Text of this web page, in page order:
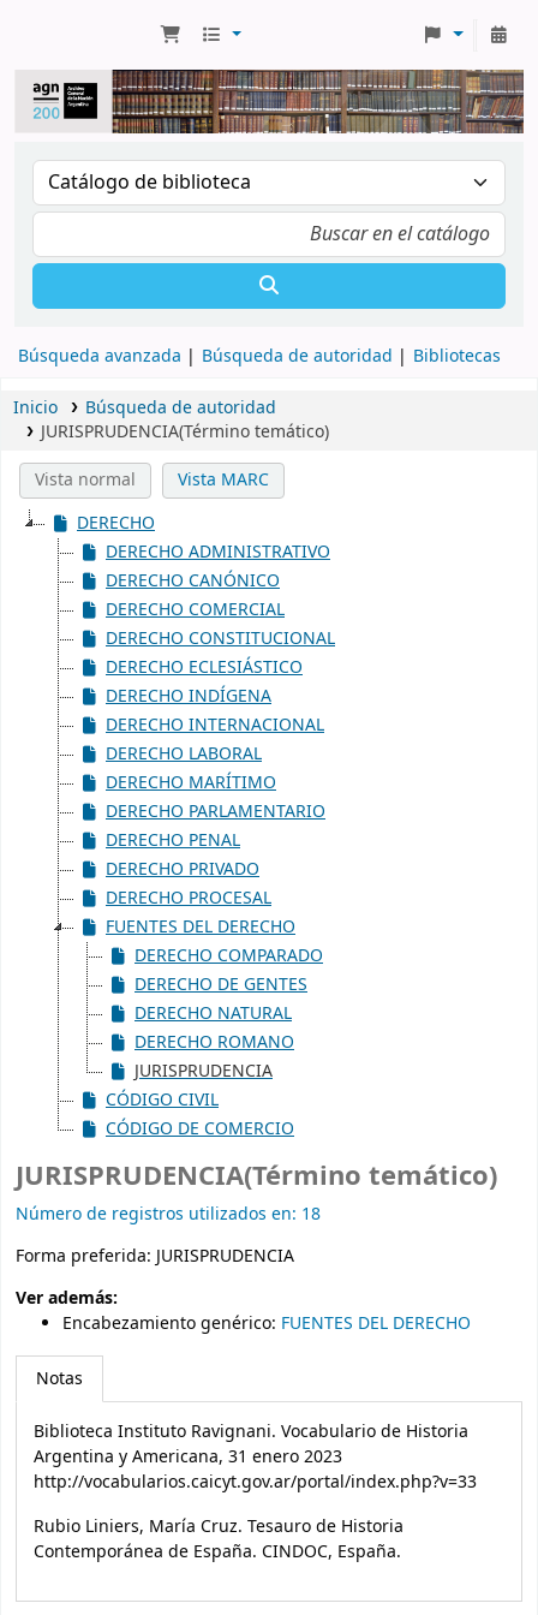
Búsqueda avanzada Búsqueda de autoridad Bibliotecas
Inicio
Búsqueda de autoridad
JURISPRUDENCIA(Término temático)
Vista normal
Vista MARC
DERECHO
DERECHO ADMINISTRATIVO
DERECHO CANÓNICO
DERECHO COMERCIAL
DERECHO CONSTITUCIONAL
DERECHO ECLESIÁSTICO
DERECHO INDÍGENA
DERECHO INTERNACIONAL
DERECHO LABORAL
DERECHO MARÍTIMO
DERECHO PARLAMENTARIO
DERECHO PENAL
DERECHO PRIVADO
DERECHO PROCESAL
FUENTES DEL DERECHO
DERECHO COMPARADO
DERECHO DE GENTES
DERECHO NATURAL
DERECHO ROMANO
JURISPRUDENCIA
CÓDIGO CIVIL
CÓDIGO DE COMERCIO
JURISPRUDENCIA(Término temático)
Número de registros utilizados en: 18
Forma preferida: JURISPRUDENCIA
Ver además:
Encabezamiento genérico: FUENTES DEL DERECHO
Notas
Biblioteca Instituto Ravignani. Vocabulario de Historia
Argentina y Americana, 31 enero 2023
http://vocabularios.caicyt.gov.ar/portal/index.php?v=33
Rubio Liniers, María Cruz. Tesauro de Historia
Contemporánea de España. CINDOC, España.